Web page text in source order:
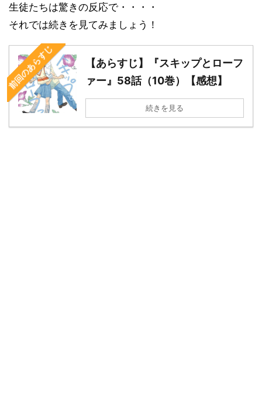
生徒たちは驚きの反応で・・・・
それでは続きを見てみましょう！
前回のあらすじ
【あらすじ】『スキップとローフ
ァー』58話（10巻）【感想】
続きを見る